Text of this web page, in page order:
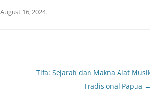
August 16, 2024.
Tifa: Sejarah dan Makna Alat
Tradisional Papua →